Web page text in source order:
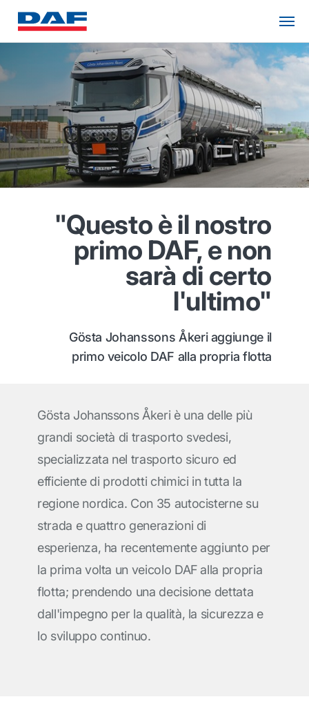
"Questo è il nostro
primo DAF, e non
sarà di certo
l'ultimo"
Gösta Johanssons Åkeri aggiunge il
primo veicolo DAF alla propria flotta
Gösta Johanssons Åkeri è una delle più
grandi società di trasporto svedesi,
specializzata nel trasporto sicuro ed
efficiente di prodotti chimici in tutta la
regione nordica. Con 35 autocisterne su
strada e quattro generazioni di
esperienza, ha recentemente aggiunto per
la prima volta un veicolo DAF alla propria
flotta; prendendo una decisione dettata
dall'impegno per la qualità, la sicurezza e
lo sviluppo continuo.